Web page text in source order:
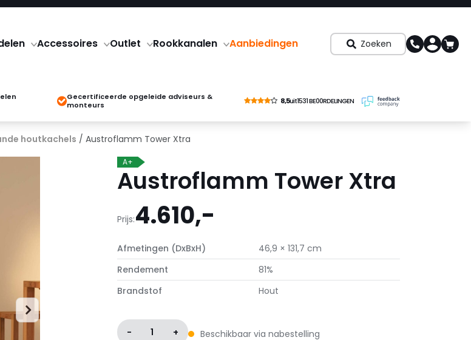
Accessoires Outlet Rookkanalen Aanbiedingen Zoeken
Gecertificeerde opgeleide adviseurs &
monteurs
8,5uit1531 BE00RDELINGEN
houtkachels / Austroflamm Tower Xtra
A+
Austroflamm Tower Xtra
Prijs:4.610,-
Afmetingen (DxBxH)
46,9 × 131,7 cm
Rendement
81%
Brandstof
Hout
- 1 + Beschikbaar via nabestelling